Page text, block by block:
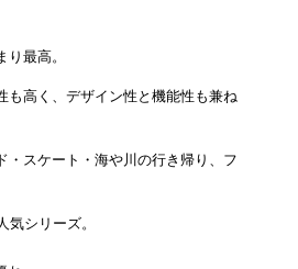
最高。
も高く、デザイン性と機能性も兼ね
・スケート・海や川の行き帰り、フ
シリーズ。